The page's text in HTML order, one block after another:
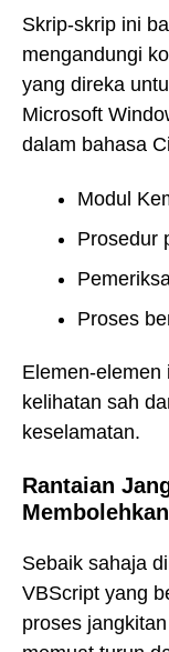
Skrip-skrip ini
mengandungi
yang direka
Microsoft
dalam bahasa
Modul
Prosedur
Proses
Elemen-elemen
kelihatan sah
keselamatan.
Rantaian
Sebaik sahaja
VBScript yang
proses